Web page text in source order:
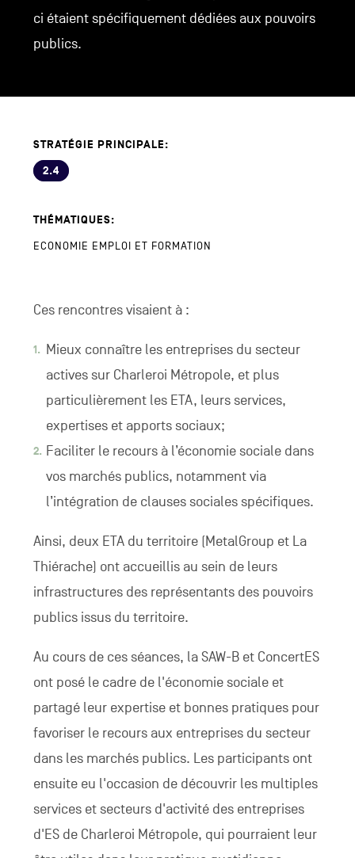
STRATÉGIE PRINCIPALE:
2.4
THÉMATIQUES:
ECONOMIE EMPLOI ET FORMATION
ci étaient spécifiquement dédiées aux pouvoirs
publics.
Ces rencontres visaient à :
Mieux connaître les entreprises du secteur
actives sur Charleroi Métropole, et plus
particulièrement les ETA, leurs services,
expertises et apports sociaux;
Faciliter le recours à l’économie sociale dans
vos marchés publics, notamment via
l’intégration de clauses sociales spécifiques.
Ainsi, deux ETA du territoire (MetalGroup et La
Thiérache) ont accueillis au sein de leurs
infrastructures des représentants des pouvoirs
publics issus du territoire.
Au cours de ces séances, la SAW-B et ConcertES
ont posé le cadre de l'économie sociale et
partagé leur expertise et bonnes pratiques pour
favoriser le recours aux entreprises du secteur
dans les marchés publics. Les participants ont
ensuite eu l'occasion de découvrir les multiples
services et secteurs d'activité des entreprises
d'ES de Charleroi Métropole, qui pourraient leur